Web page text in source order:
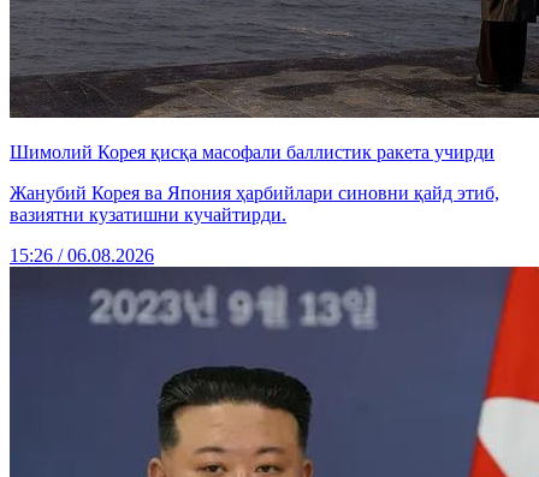
Шимолий Корея қисқа масофали баллистик ракета учирди
Жанубий Корея ва Япония ҳарбийлари синовни қайд этиб,
вазиятни кузатишни кучайтирди.
15:26 / 06.08.2026